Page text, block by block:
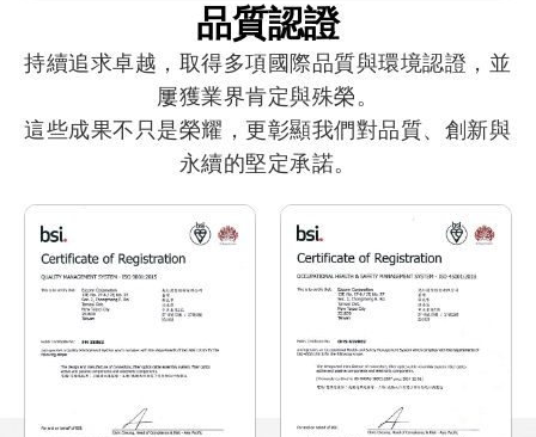
品質認證
持續追求卓越，取得多項國際品質與環境認證，並
屢獲業界肯定與殊榮。
這些成果不只是榮耀，更彰顯我們對品質、創新與
永續的堅定承諾。